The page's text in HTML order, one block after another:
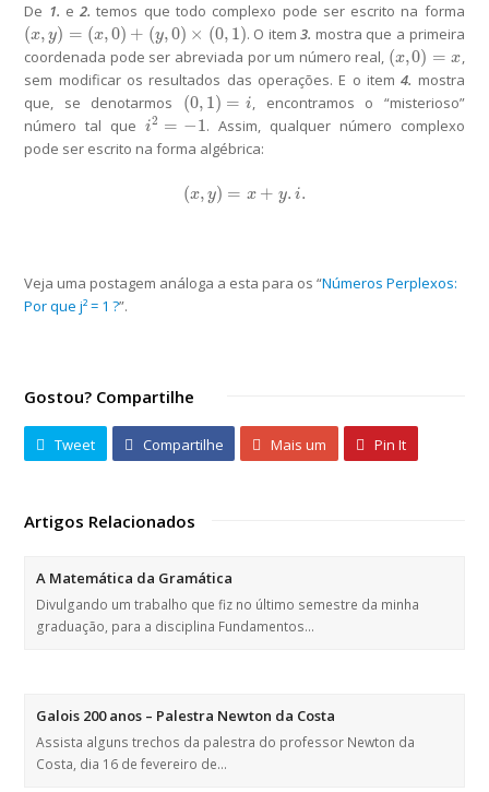
De 1. e2. temos que todo complexo pode ser escrito na forma
(x,y) = (x,0) + (y,0) × (0, 1)
(x,y)=( x,0) +(y,0)× 0,1 ) . O item3. mostra que a primeira
coordenada pode ser abreviada por um número real, (x,0) = x
(x,0)=x
,
sem modificar os resultados das operações. E o item4. mostra
que, se denotarmos (0, 1) = i
(0,1 )=i
, encontramos o “misterioso”
número tal quei2 = −1
i2= −1
. Assim, qualquer número complexo
pode ser escrito naforma algébrica:
(x,y) = x + y. i.
(x y)= x+ y.i
Veja uma postagem análoga a esta para os “Números Perplexos:
Por que j² = 1 ?”.
Gostou? Compartilhe
Tweet Compartilhe Mais um Pin It
Artigos Relacionados
A Matemática da Gramática
Divulgando um trabalho que fiz no último semestre da minha
graduação, para a disciplina Fundamentos…
Galois 200 anos – Palestra Newton da Costa
Assista alguns trechos da palestra do professor Newton da
Costa, dia 16 de fevereiro de…